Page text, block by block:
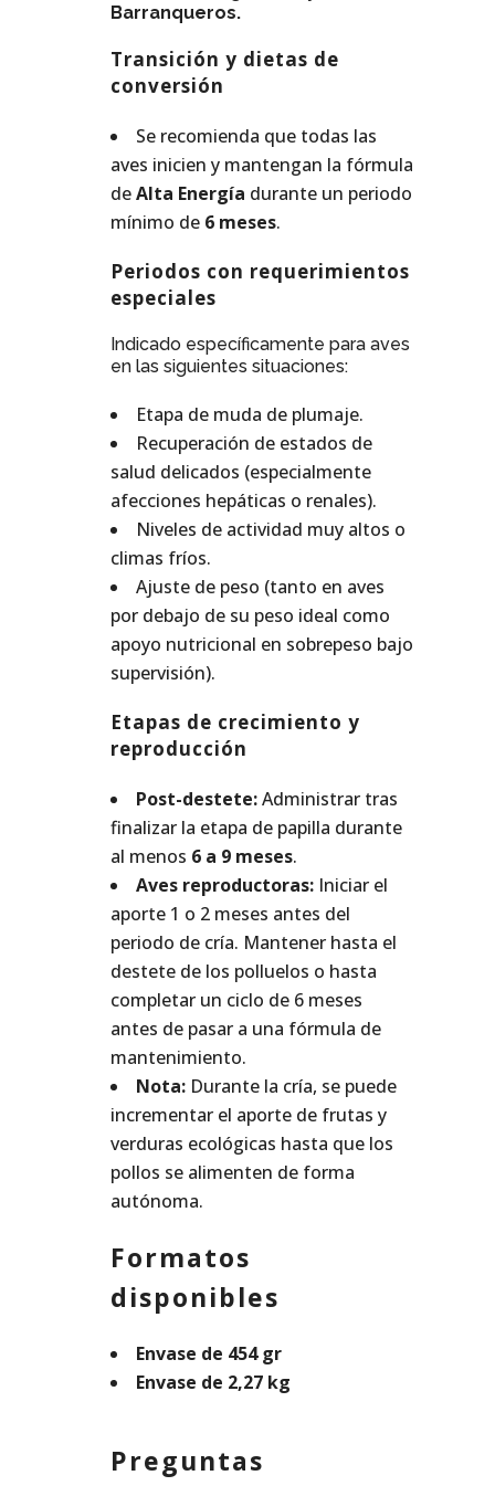
Barranqueros.
Transición y dietas de
conversión
Se recomienda que todas las
aves inicien y mantengan la fórmula
deAlta Energía durante un periodo
mínimo de 6 meses.
Periodos con requerimientos
especiales
Indicado específicamente para aves
en las siguientes situaciones:
Etapa de muda de plumaje.
Recuperación de estados de
salud delicados (especialmente
afecciones hepáticas o renales).
Niveles de actividad muy altos o
climas fríos.
Ajuste de peso (tanto en aves
por debajo de su peso ideal como
apoyo nutricional en sobrepeso bajo
supervisión).
Etapas de crecimiento y
reproducción
Post-destete:Administrar tras
finalizar la etapa de papilla durante
al menos 6 a 9 meses.
Aves reproductoras: Iniciar el
aporte 1 o 2 meses antes del
periodo de cría. Mantener hasta el
destete de los polluelos o hasta
completar un ciclo de 6 meses
antes de pasar a una fórmula de
mantenimiento.
Nota: Durante la cría, se puede
incrementar el aporte de frutas y
verduras ecológicas hasta que los
pollos se alimenten de forma
autónoma.
Formatos
disponibles
Envase de 454 gr
Envase de 2,27 kg
Preguntas